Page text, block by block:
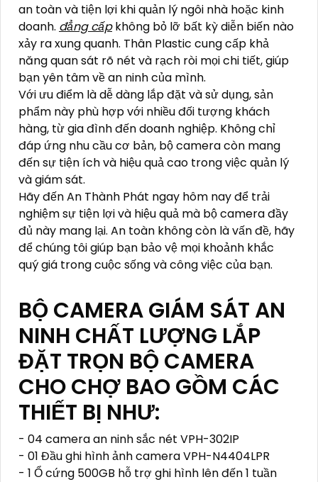
an toàn và tiện lợi khi quản lý ngôi nhà hoặc kinh
doanh. đẳng cấpkhông bỏ lỡ bất kỳ diễn biến nào
xảy ra xung quanh. Thân Plastic cung cấp khả
năng quan sát rõ nét và rạch ròi mọi chi tiết, giúp
bạn yên tâm về an ninh của mình.
Với ưu điểm là dễ dàng lắp đặt và sử dụng, sản
phẩm này phù hợp với nhiều đối tượng khách
hàng, từ gia đình đến doanh nghiệp. Không chỉ
đáp ứng nhu cầu cơ bản, bộ camera còn mang
đến sự tiện ích và hiệu quả cao trong việc quản lý
và giám sát.
Hãy đến An Thành Phát ngay hôm nay để trải
nghiệm sự tiện lợi và hiệu quả mà bộ camera đầy
đủ này mang lại. An toàn không còn là vấn đề, hãy
để chúng tôi giúp bạn bảo vệ mọi khoảnh khắc
quý giá trong cuộc sống và công việc của bạn.
BỘ CAMERA GIÁM SÁT AN
NINH CHẤT LƯỢNG LẮP
ĐẶT TRỌN BỘ CAMERA
CHO CHỢ BAO GỒM CÁC
THIẾT BỊ NHƯ:
- 04 camera an ninh sắc nét VPH-302IP
- 01 Đầu ghi hình ảnh camera VPH-N4404LPR
- 1 Ổ cứng 500GB hỗ trợ ghi hình lên đến 1 tuần